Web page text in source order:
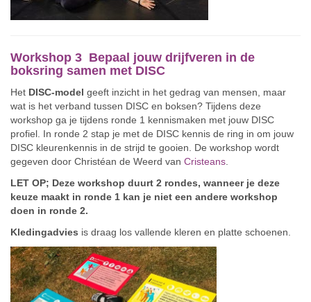
Workshop 3 Bepaal jouw drijfveren in de
boksring samen met DISC
Het DISC-model geeft inzicht in het gedrag van mensen, maar
wat is het verband tussen DISC en boksen? Tijdens deze
workshop ga je tijdens ronde 1 kennismaken met jouw DISC
profiel. In ronde 2 stap je met de DISC kennis de ring in om jouw
DISC kleurenkennis in de strijd te gooien. De workshop wordt
gegeven door Christéan de Weerd van Cristeans.
LET OP; Deze workshop duurt 2 rondes, wanneer je deze
keuze maakt in ronde 1 kan je niet een andere workshop
doen in ronde 2.
Kledingadvies is draag los vallende kleren en platte schoenen.